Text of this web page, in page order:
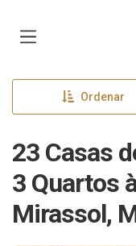
Ordenar
23 Casas
3 Quartos
Mirassol,